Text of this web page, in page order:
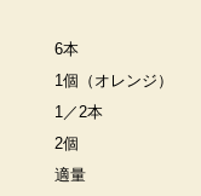
6本
1個（オレンジ）
1／2本
2個
適量